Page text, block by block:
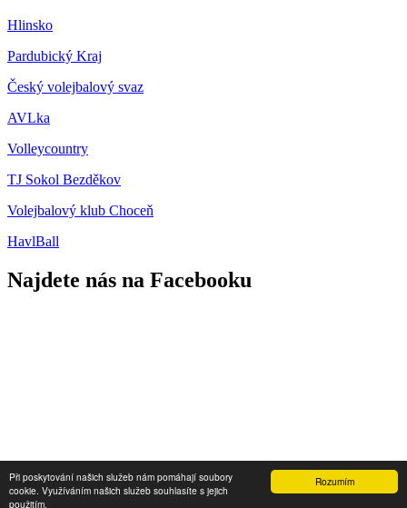
Rozumím
Při poskytování našich služeb nám pomáhají soubory
cookie. Využíváním našich služeb souhlasíte s jejich
použitím.
Hlinsko
Pardubický Kraj
Český volejbalový svaz
AVLka
Volleycountry
TJ Sokol Bezděkov
Volejbalový klub Choceň
HavlBall
Najdete nás na Facebooku
Přihlášení
2013 - 2026 © SKO Hlinsko